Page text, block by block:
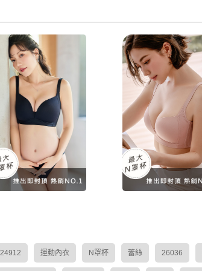
24912 運動內衣 N罩杯 蕾絲 26036